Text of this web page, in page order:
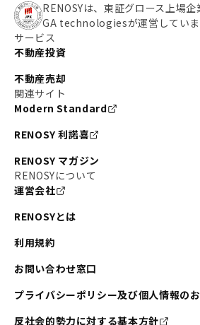
RENOSYは、東証グロース上場企
GA technologiesが運営していま
サービス
不動産投資
不動産売却
関連サイト
Modern Standard
RENOSY 利諾喜
RENOSY マガジン
RENOSYについて
運営会社
RENOSYとは
利用規約
お問い合わせ窓口
プライバシーポリシー及び個人情報の
反社会的勢力に対する基本方針